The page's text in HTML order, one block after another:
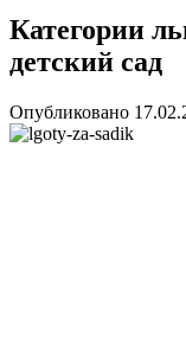
Категории
детский сад
Опубликовано